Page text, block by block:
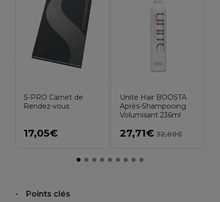
S-PRO Carnet de
Rendez-vous
17,05€
Unite Hair BOOSTA
Après-Shampooing
Volumisant 236ml
27,71€ 32,60€
Points clés